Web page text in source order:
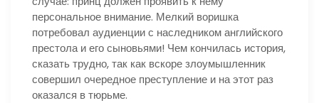
персональное внимание. Мелкий воришка
потребовал аудиенции с наследником английского
престола и его сыновьями! Чем кончилась история,
сказать трудно, так как вскоре злоумышленник
совершил очередное преступление и на этот раз
оказался в тюрьме.